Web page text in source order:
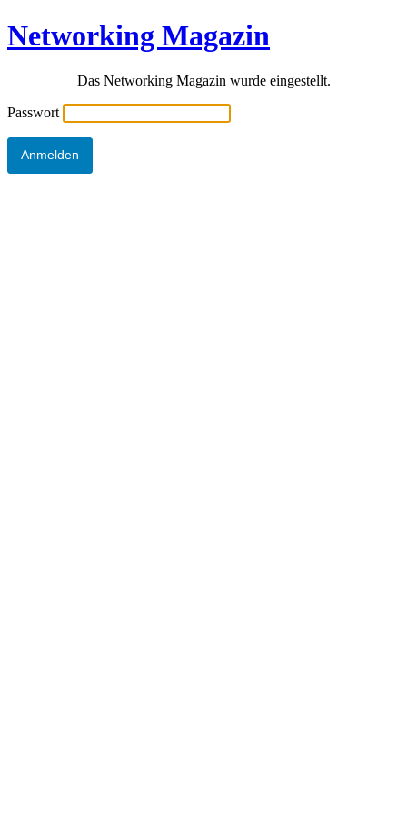
Networking Magazin
Das Networking Magazin wurde eingestellt.
Passwort